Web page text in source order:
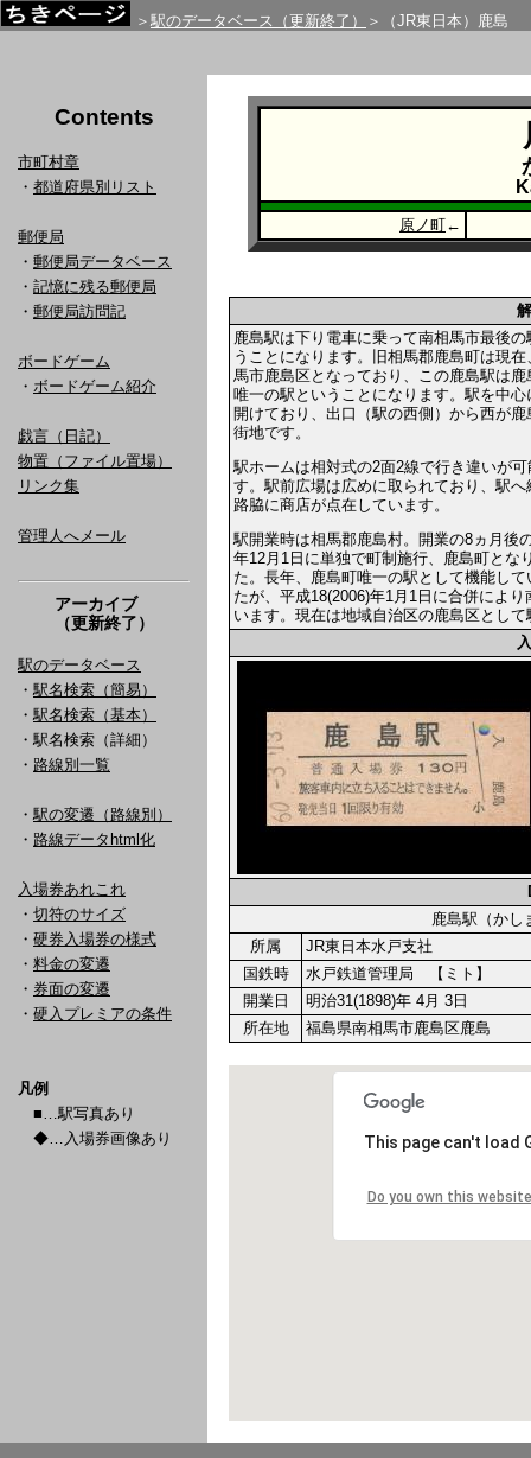
＞ 駅のデータベース（更新終了） ＞（JR東日本）鹿島
Contents
市町村章
・ 都道府県別リスト
郵便局
・ 郵便局データベース
・ 記憶に残る郵便局
・ 郵便局訪問記
ボードゲーム
・ ボードゲーム紹介
戯言（日記）
物置（ファイル置場）
リンク集
管理人へメール
アーカイブ
（更新終了）
駅のデータベース
・ 駅名検索（簡易）
・ 駅名検索（基本）
・駅名検索（詳細）
・ 路線別一覧
・ 駅の変遷（路線別）
・ 路線データhtml化
入場券あれこれ
・ 切符のサイズ
・ 硬券入場券の様式
・ 料金の変遷
・ 券面の変遷
・ 硬入プレミアの条件
凡例
■…駅写真あり
◆…入場券画像あり
原ノ町←
鹿島駅は下り電車に乗って南相馬市最後の
うことになります。旧相馬郡鹿島町は現在
馬市鹿島区となっており、この鹿島駅は鹿
唯一の駅ということになります。駅を中心
開けており、出口（駅の西側）から西が鹿
街地です。
駅ホームは相対式の2面2線で行き違いが可
す。駅前広場は広めに取られており、駅へ
路脇に商店が点在しています。
駅開業時は相馬郡鹿島村。開業の8ヵ月後
年12月1日に単独で町制施行、鹿島町とな
た。長年、鹿島町唯一の駅として機能して
たが、平成18(2006)年1月1日に合併によ
います。現在は地域自治区の鹿島区とし
鹿島駅（か
所属
JR東日本水戸支社
国鉄時
水戸鉄道管理局 【ミト】
開業日
明治31(1898)年 4月 3日
所在地
福島県南相馬市鹿島区鹿島